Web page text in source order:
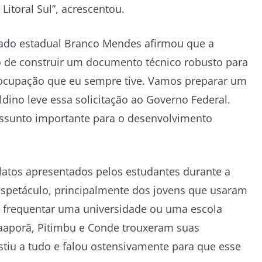
Sul”, acrescentou.
estadual Branco Mendes afirmou que a
construir um documento técnico robusto para
que eu sempre tive. Vamos preparar um
leve essa solicitação ao Governo Federal.
importante para o desenvolvimento
apresentados pelos estudantes durante a
principalmente dos jovens que usaram
uma universidade ou uma escola
Pitimbu e Conde trouxeram suas
a tudo e falou ostensivamente para que esse